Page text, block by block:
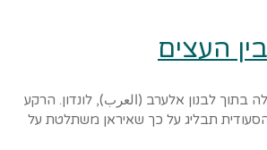
העצים
בתוך לבנון אלערב (العرب), לונדון. הרקע
תבליג על כך שאיראן משתלטת על